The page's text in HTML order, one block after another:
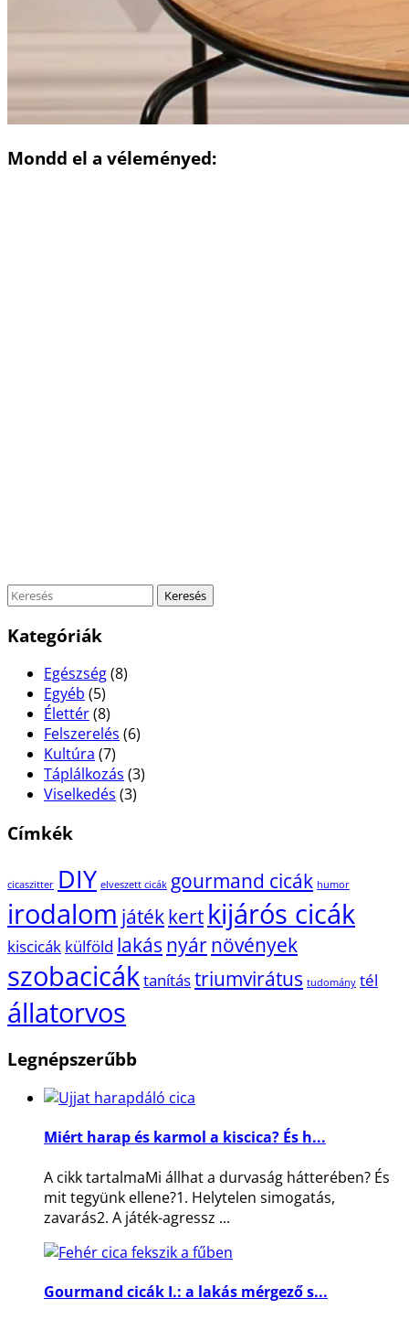
Mondd el a véleményed:
Kategóriák
Egészség(8)
Egyéb (5)
Élettér(8)
Felszerelés (6)
Kultúra (7)
Táplálkozás (3)
Viselkedés (3)
Címkék
cicaszitter DIY elveszett cicák gourmand cicák humor
irodalom játékkert kijárós cicák
kiscicák külföld lakás nyárnövények
szobacicáktanítástriumvirátus tudomány tél
állatorvos
Legnépszerűbb
Miért harap és karmol a kiscica? És h...
A cikk tartalmaMi állhat a durvaság hátterében? És
mit tegyünk ellene?1. Helytelen simogatás,
zavarás2. A játék-agressz ...
Gourmand cicák I.: a lakás mérgező s...